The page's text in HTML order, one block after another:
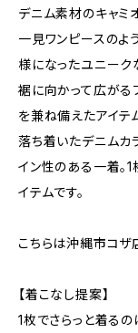
デニム素材のキャミ
一見ワンピースのよ
様になったユニーク
裾に向かって広がる
を兼ね備えたアイテ
落ち着いたデニムカ
イン性のある一着。
イテムです。
こちらは沖縄市コザ
【着こなし提案】
1枚でさらっと着るの